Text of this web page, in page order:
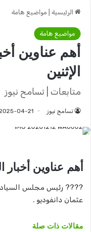
الرئيسية مواضيع هامة
مواضيع هامة
أهم عناوين
الإثنين
متابعات | تسامح نيوز
تسامح نيوز 04-21
أهم عناوين أخبار
????‬‏ رئيس مجلس السيادة
عثمان دانفوديو .
مقالات ذات صلة